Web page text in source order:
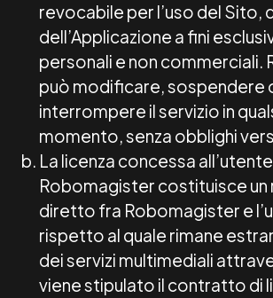
revocabile per l’uso del Sito,
dell’Applicazione a fini
personali e non commerciali.
può modificare, sospendere
interrompere il servizio in
momento, senza obblighi
La licenza concessa
Robomagister costituisce
diretto fra Robomagister e
rispetto al quale rimane
dei servizi multimediali
viene stipulato il contratto di